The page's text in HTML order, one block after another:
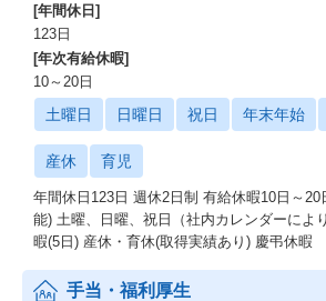
[年間休日]
123日
[年次有給休暇]
10～20日
土曜日 日曜日 祝日 年末年始
産休 育児
年間休日123日 週休2日制 有給休暇10日～
能) 土曜、日曜、祝日（社内カレンダーによ
暇(5日) 産休・育休(取得実績あり) 慶弔休暇
手当・福利厚生